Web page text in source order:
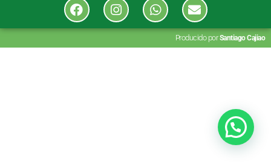
Producido porSantiago Cajiao